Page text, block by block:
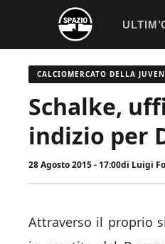
contenuto
CALCIOMERCATO DELLA
Schalke,
indizio per
28 Agosto 2015 - 17:00di Luigi
Attraverso il proprio